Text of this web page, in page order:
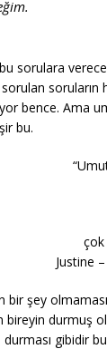
sorulara
bence.
bu.
çok
Justine
bir şey
durmuş
gibidir